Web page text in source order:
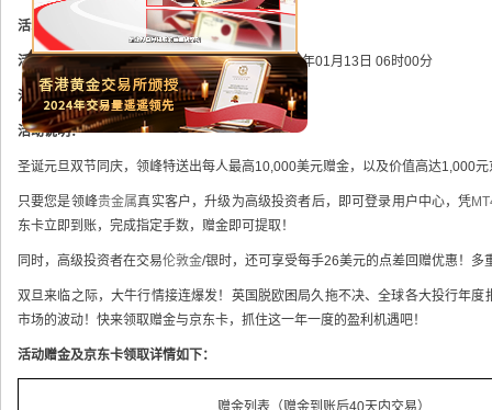
活动状态：
活动时间：2019年12月11日 06时00分 至 2020年01月13日 06时00分
活动对象：所有领峰贵金属真实客户
活动说明：
圣诞元旦双节同庆，领峰特送出每人最高10,000美元赠金，以及价值高达1,000
只要您是领峰贵金属真实客户，升级为高级投资者后，即可登录用户中心，凭
东卡立即到账，完成指定手数，赠金即可提取！
同时，高级投资者在交易伦敦金/银时，还可享受每手26美元的点差回赠优惠！
双旦来临之际，大牛行情接连爆发！英国脱欧困局久拖不决、全球各大投行年
市场的波动！快来领取赠金与京东卡，抓住这一年一度的盈利机遇吧！
活动赠金及京东卡领取详情如下：
赠金列表（赠金到账后40天内交易）